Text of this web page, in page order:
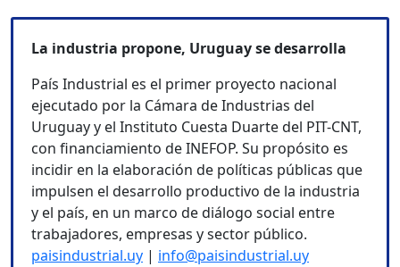
La industria propone, Uruguay se desarrolla
País Industrial es el primer proyecto nacional
ejecutado por la Cámara de Industrias del
Uruguay y el Instituto Cuesta Duarte del PIT-CNT,
con financiamiento de INEFOP. Su propósito es
incidir en la elaboración de políticas públicas que
impulsen el desarrollo productivo de la industria
y el país, en un marco de diálogo social entre
trabajadores, empresas y sector público.
paisindustrial.uy | info@paisindustrial.uy